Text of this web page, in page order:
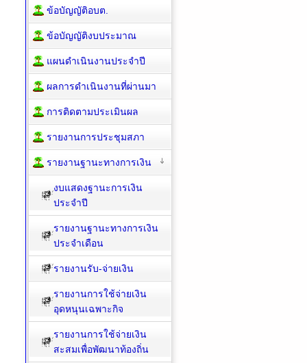
ข้อบัญญัติอบต.
ข้อบัญญัติงบประมาณ
แผนดำเนินงานประจำปี
ผลการดำเนินงานที่ผ่านมา
การติดตามประเมินผล
รายงานการประชุมสภา
รายงานฐานะทางการเงิน
งบแสดงฐานะการเงิน
ประจำปี
รายงานฐานะทางการเงิน
ประจำเดือน
รายงานรับ-จ่ายเงิน
รายงานการใช้จ่ายเงิน
อุดหนุนเฉพาะกิจ
รายงานการใช้จ่ายเงิน
สะสมเพื่อพัฒนาท้องถิ่น